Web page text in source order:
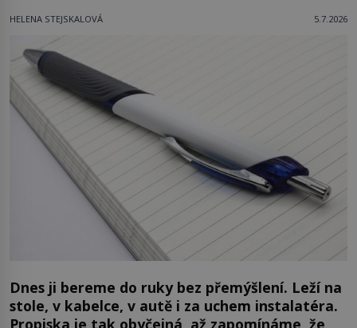
HELENA STEJSKALOVÁ 5.7.2026
Dnes ji bereme do ruky bez přemýšlení. Leží na
stole, v kabelce, v autě i za uchem instalatéra.
Propiska je tak obyčejná, až zapomínáme, že